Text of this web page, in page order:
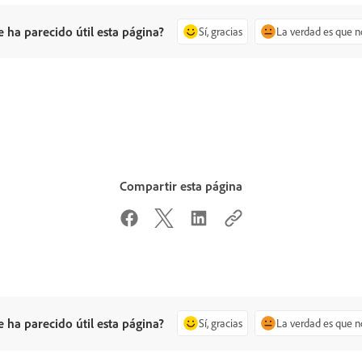
ha parecido útil esta página? Sí, gracias La verdad es que
Compartir esta página
ha parecido útil esta página? Sí, gracias La verdad es que